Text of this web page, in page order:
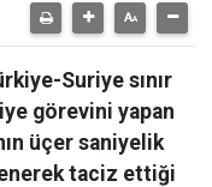
Suriye sınır
görevini yapan
üçer saniyelik
taciz ettiği